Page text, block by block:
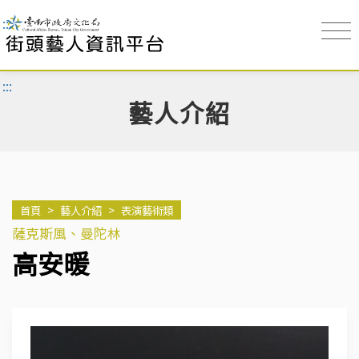
:::
:::
藝人介紹
首頁 > 藝人介紹 > 表演藝術類
薩克斯風、曼陀林
高安暖